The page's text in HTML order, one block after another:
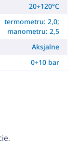
20÷120°C
termometru: 2,0;
manometru: 2,5
Aksjalne
0÷10 bar